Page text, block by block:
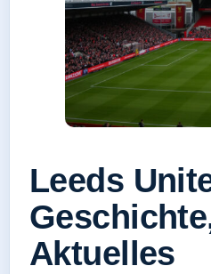
Leeds
Aktuelles